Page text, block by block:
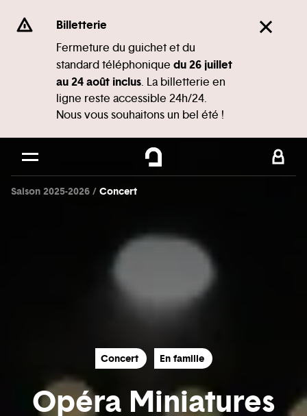
Se rendre au
Contenu principal
Pied de page
Billetterie
Fermeture du guichet et du
standard téléphonique du 26 juillet
au 24 août inclus. La billetterie en
ligne reste accessible 24h/24.
Nous vous souhaitons un bel été !
Saison 2025-2026 Concert
Concert En famille
Opéra Miniatures